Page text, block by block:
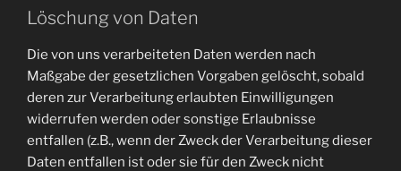
Löschung von Daten
Die von uns verarbeiteten Daten werden nach
Maßgabe der gesetzlichen Vorgaben gelöscht, sobald
deren zur Verarbeitung erlaubten Einwilligungen
widerrufen werden oder sonstige Erlaubnisse
entfallen (z.B., wenn der Zweck der Verarbeitung dieser
Daten entfallen ist oder sie für den Zweck nicht